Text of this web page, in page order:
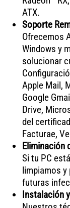
ATX.
Soporte
Ofrecemos
Windows y
solucionar
Apple Mail,
Google
Drive,
del
Facturae,
Eliminación
Si tu PC
limpiamos
futuras
Instalación